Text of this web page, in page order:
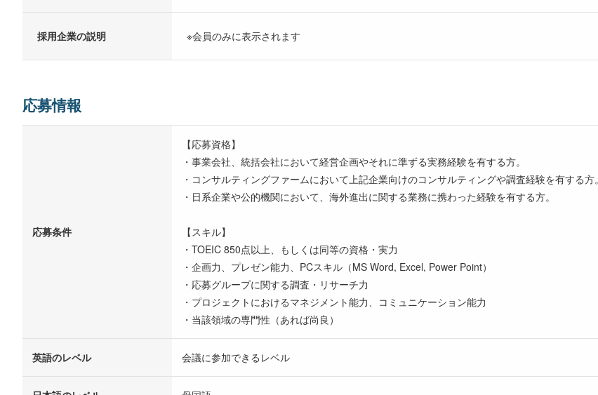
採用企業の説明 ※会員のみに表示されます
応募情報
応募条件
【応募資格】
・事業会社、統括会社において経営企画やそれに準ずる実務経験を有する方。
・コンサルティングファームにおいて上記企業向けのコンサルティングや調査経験を有する方。
・日系企業や公的機関において、海外進出に関する業務に携わった経験を有する方。
【スキル】
・TOEIC 850点以上、もしくは同等の資格・実力
・企画力、プレゼン能力、PCスキル（MS Word, Excel, Power Point）
・応募グループに関する調査・リサーチ力
・プロジェクトにおけるマネジメント能力、コミュニケーション能力
・当該領域の専門性（あれば尚良）
英語のレベル 会議に参加できるレベル